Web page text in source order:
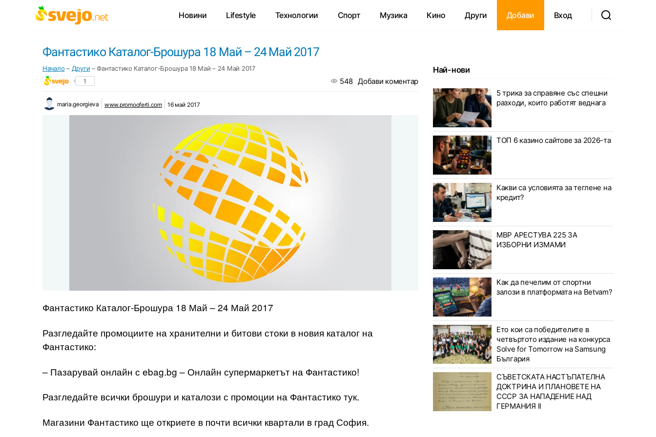
Новини Lifestyle Технологии Спорт Музика Кино Други Добави Вход
Фантастико Каталог-Брошура 18 Май – 24 Май 2017
Начало – Други –Фантастико Каталог-Брошура 18 Май – 24 Май 2017
1 548 Добави коментар
maria.georgieva www.promooferti.com 16 май 2017
Фантастико Каталог-Брошура 18 Май – 24 Май 2017
Разгледайте промоциите на хранителни и битови стоки в новия каталог на
Фантастико:
– Пазарувай онлайн с ebag.bg – Онлайн супермаркетът на Фантастико!
Разгледайте всички брошури и каталози с промоции на Фантастико тук.
Магазини Фантастико ще откриете в почти всички квартали в град София.
Най-нови
5 трика за справяне със спешни
разходи, които работят веднага
ТОП 6 казино сайтове за 2026-та
Какви са условията за теглене на
кредит?
МВР АРЕСТУВА 225 ЗА
ИЗБОРНИ ИЗМАМИ
Как да печелим от спортни
залози в платформата на Betvam?
Ето кои са победителите в
четвъртото издание на конкурса
Solve for Tomorrow на Samsung
България
СЪВЕТСКАТА НАСТЪПАТЕЛНА
ДОКТРИНА И ПЛАНОВЕТЕ НА
СССР ЗА НАПАДЕНИЕ НАД
ГЕРМАНИЯ II